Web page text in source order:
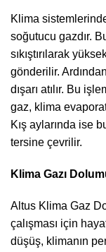
Klima
soğutucu gazdır.
sıkıştırılarak
gönderilir.
dışarı atılır. Bu
gaz, klima
Kış aylarında ise
tersine çevrilir.
Klima Gazı
Altus Klima Gaz
çalışması için
düşüş, klimanın